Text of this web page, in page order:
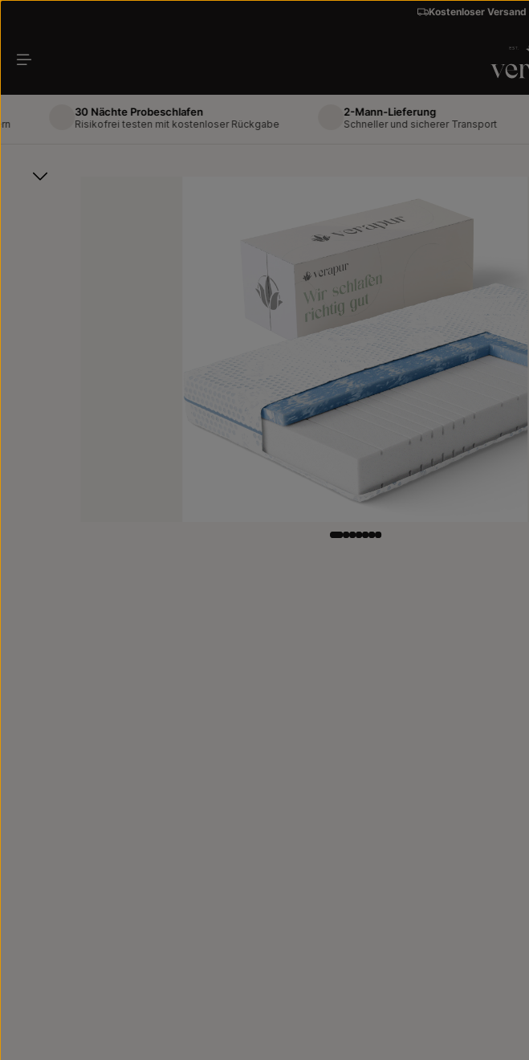
Kostenloser Versand
30 Nächte Probeschlafen
Risikofrei testen mit kostenloser Rückgabe
2-Mann-Lieferung
Schneller und sicherer Transport
Bildergalerie überspringen